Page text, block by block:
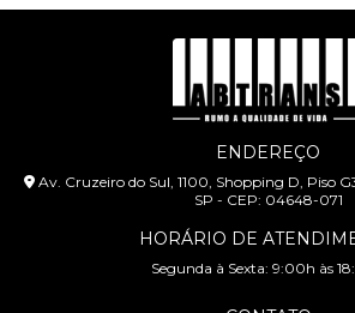
ENDEREÇO
Av. Cruzeiro do Sul, 1100, Shopping D, Piso
SP - CEP: 04648-071
HORÁRIO DE
Segunda à Sexta: 9:00h às